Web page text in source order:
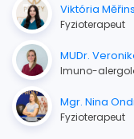
Viktória
Fyzioterapeut
MUDr.
Imuno-
Mgr. Nina
Fyzioterapeut